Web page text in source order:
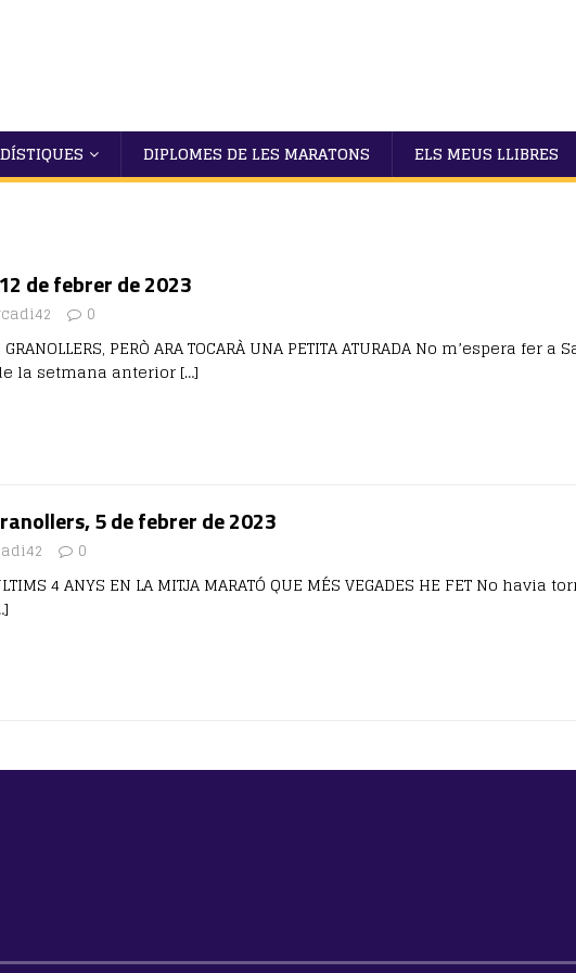
DIPLOMES DE LES MARATONS ELS MEUS LLIBRES
de febrer de 2023
0
GRANOLLERS, PERÒ ARA TOCARÀ UNA PETITA ATURADA No m’espera fer
la setmana anterior […]
5 de febrer de 2023
0
4 ANYS EN LA MITJA MARATÓ QUE MÉS VEGADES HE FET No havia